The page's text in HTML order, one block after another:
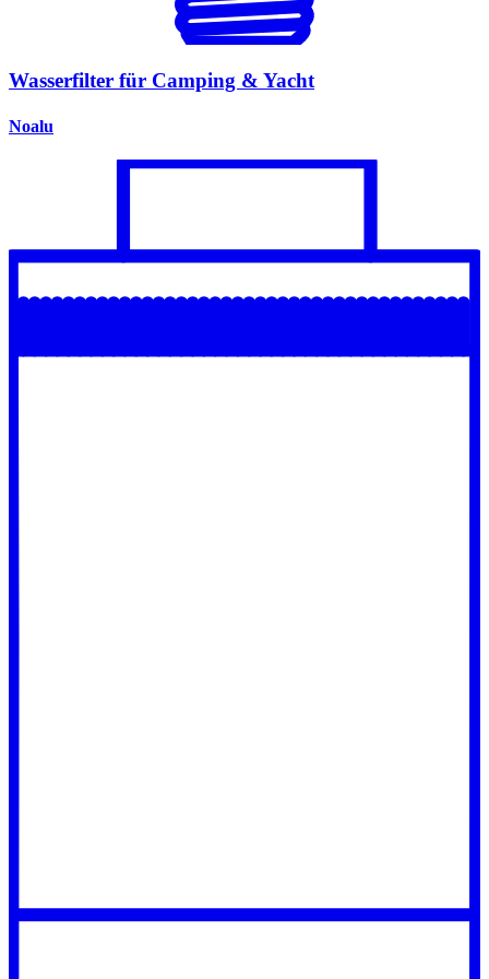
Wasserfilter für Camping & Yacht
Noalu